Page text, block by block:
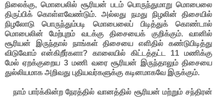
நிலைக்கு, மொபைலில் சூரியன் படம் பொருந்துமாறு மொபைலை
திருப்பிக் கொள்ளவேண்டும். அல்லது நமது நிழலின் திசையில்
நிழலோடு பொருந்தும்படி மொபைலைப் பிடித்துக் கொண்டால்
மொபைலின் மேற்புறம் வடக்கு திசையைக் குறிக்கும். வானில்
சூரியன் இருந்தால் நாங்கள் திசையை எளிதில் கண்டுபிடித்து
விடுவோம் என்கிறீர்களா? காலையில் கிட்டத்தட்ட 11 மணிக்கு
மேல் ஏறக்குறைய 3 மணி வரை சூரியன் இருந்தாலும் திசையை
துல்லியமாக அறிவது புதியவர்களுக்கு கடினமாகவே இருக்கும்.
நாம் பார்க்கின்ற நேரத்தில் வானத்தில் சூரியன் மற்றும் சந்திரன்